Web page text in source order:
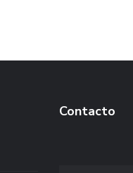
Contacto